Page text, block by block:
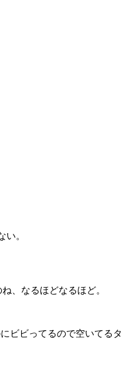
。
、なるほどなるほど。
ビビってるので空いてる